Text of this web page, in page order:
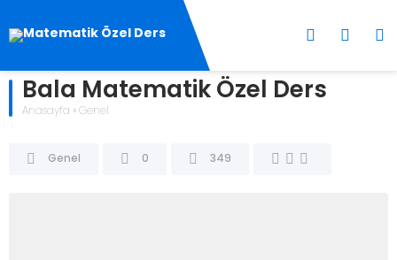
Bala Matematik Özel Ders
Anasayfa » Genel
Genel 0 349